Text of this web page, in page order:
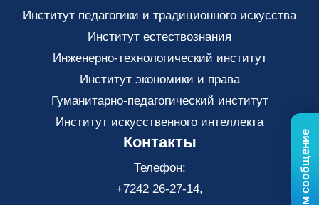
Институт педагогики и традиционного искусства
Институт естествознания
Инженерно-технологический институт
Институт экономики и права
Гуманитарно-педагогический институт
Институт искусственного интеллекта
Контакты
Телефон:
+7242 26-27-14,